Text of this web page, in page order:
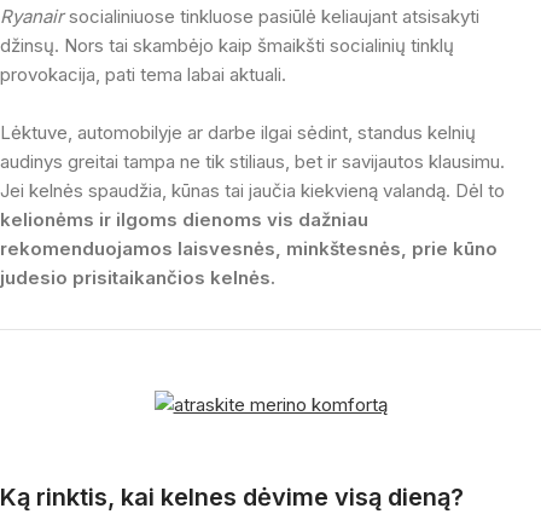
Ryanairsocialiniuose tinkluose pasiūlė keliaujant atsisakyti
džinsų. Nors tai skambėjo kaip šmaikšti socialinių tinklų
provokacija, pati tema labai aktuali.
Lėktuve, automobilyje ar darbe ilgai sėdint, standus kelnių
audinys greitai tampa ne tik stiliaus, bet ir savijautos klausimu.
Jei kelnės spaudžia, kūnas tai jaučia kiekvieną valandą. Dėl to
kelionėms ir ilgoms dienoms vis dažniau
rekomenduojamos laisvesnės, minkštesnės, prie kūno
judesio prisitaikančios kelnės.
Ką rinktis, kai kelnes dėvime visą dieną?